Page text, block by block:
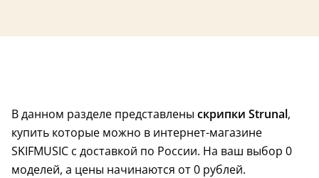
В данном разделе представлены скрипки Strunal,
купить которые можно в интернет-магазине
SKIFMUSIC с доставкой по России. На ваш выбор 0
моделей, а цены начинаются от 0 рублей.